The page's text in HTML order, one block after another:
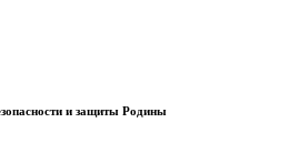
и защиты Родины